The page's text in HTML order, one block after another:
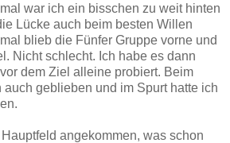
war ich ein bisschen zu weit hinten
Lücke auch beim besten Willen
blieb die Fünfer Gruppe vorne und
Nicht schlecht. Ich habe es dann
dem Ziel alleine probiert. Beim
auch geblieben und im Spurt hatte ich
angekommen, was schon